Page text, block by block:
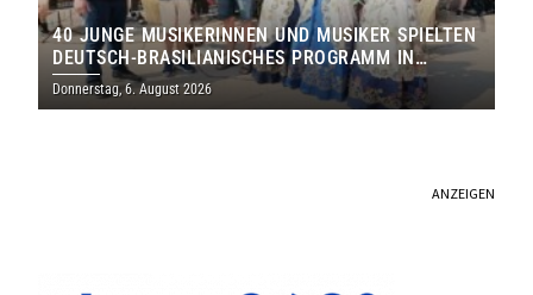
40 JUNGE MUSIKERINNEN UND MUSIKER SPIELTEN
DEUTSCH-BRASILIANISCHES PROGRAMM IN
THOLEY
Donnerstag, 6. August 2026
ANZEIGEN